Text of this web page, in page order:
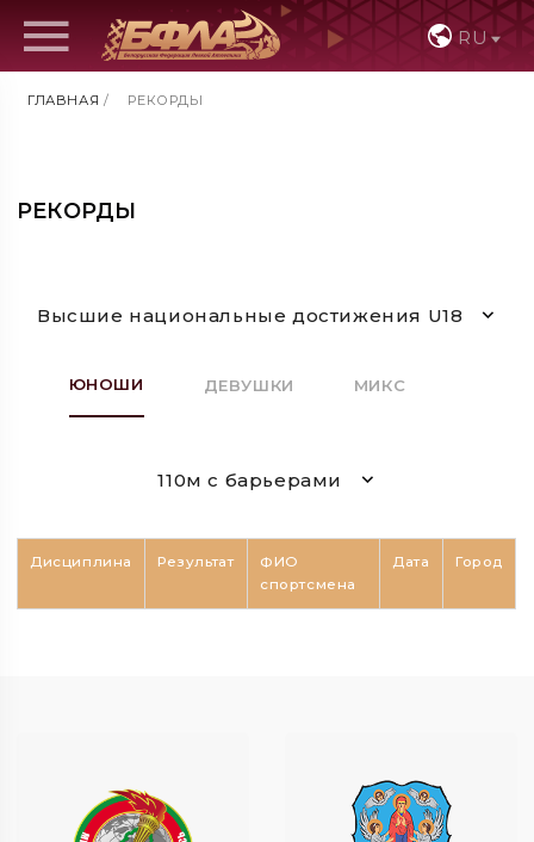
RU
ГЛАВНАЯ / РЕКОРДЫ
РЕКОРДЫ
Высшие национальные достижения U18
ЮНОШИ ДЕВУШКИ МИКС
110м с барьерами
Дисциплина Результат
ФИО
спортсмена
Дата Город